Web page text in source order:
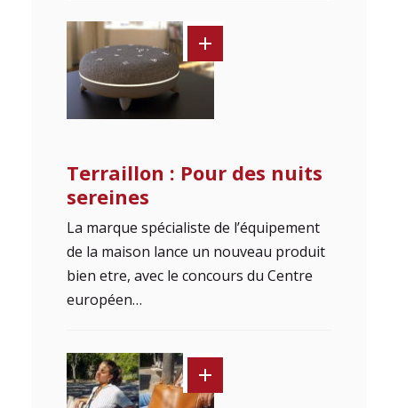
Terraillon : Pour des nuits
sereines
La marque spécialiste de l’équipement
de la maison lance un nouveau produit
bien etre, avec le concours du Centre
européen…